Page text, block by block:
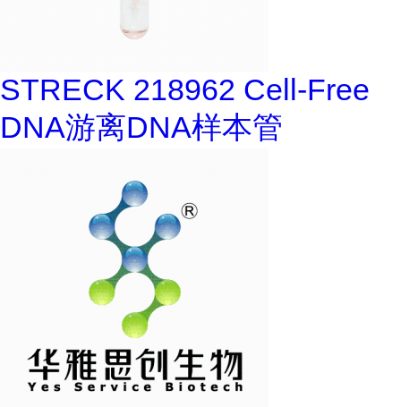
STRECK 218962 Cell-Free
DNA游离DNA样本管